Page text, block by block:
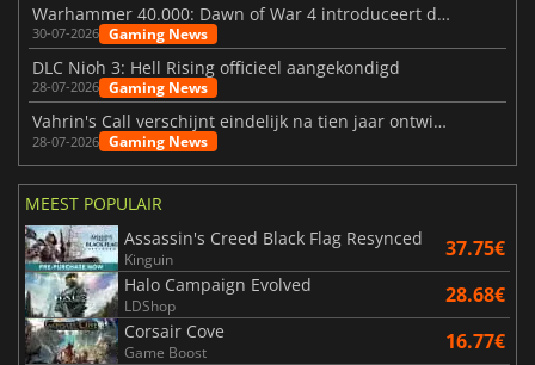
Warhammer 40.000: Dawn of War 4 introduceert de Necron-factie
30-07-2026 Gaming News
DLC Nioh 3: Hell Rising officieel aangekondigd
28-07-2026 Gaming News
Vahrin's Call verschijnt eindelijk na tien jaar ontwikkeling
28-07-2026 Gaming News
MEEST POPULAIR
Assassin's Creed Black Flag Resynced
Kinguin 37.75€
Halo Campaign Evolved
LDShop 28.68€
Corsair Cove
Game Boost 16.77€